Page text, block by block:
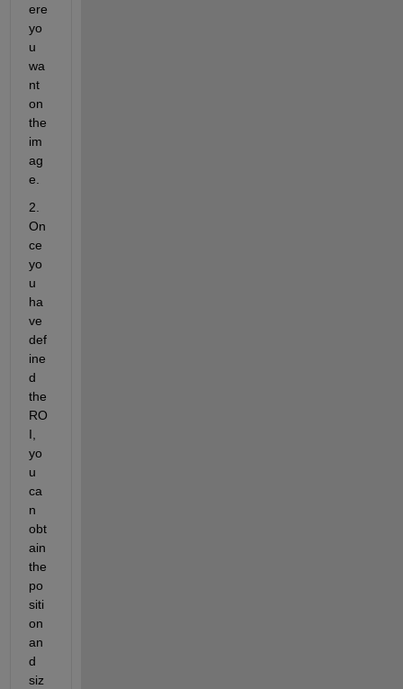
ere
yo
u
wa
nt
on
the
im
ag
e.
2.
On
ce
yo
u
ha
ve
def
ine
d
the
RO
I,
yo
u
ca
n
obt
ain
the
po
siti
on
an
d
siz